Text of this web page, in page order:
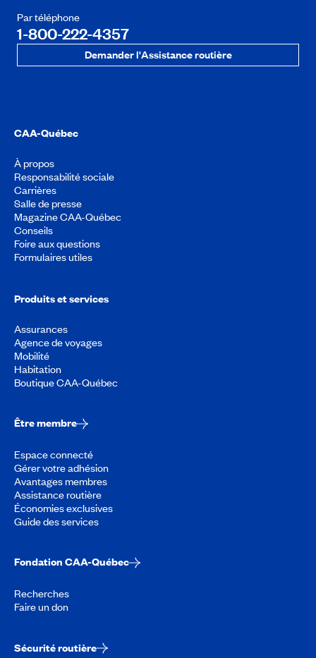
Par téléphone
1-800-222-4357
Demander l'Assistance routière
CAA-Québec
À propos
Responsabilité sociale
Carrières
Salle de presse
Magazine CAA-Québec
Conseils
Foire aux questions
Formulaires utiles
Produits et services
Assurances
Agence de voyages
Mobilité
Habitation
Boutique CAA-Québec
Être membre
Espace connecté
Gérer votre adhésion
Avantages membres
Assistance routière
Économies exclusives
Guide des services
Fondation CAA-Québec
Recherches
Faire un don
Sécurité routière